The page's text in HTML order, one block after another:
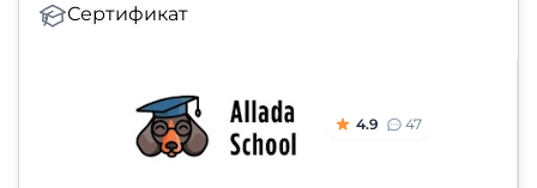
Сертификат
4.9 47